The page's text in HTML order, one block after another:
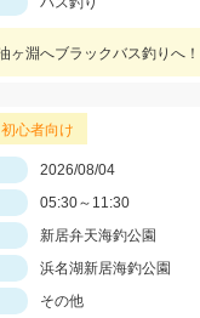
初心者向け
2026/08/04
05:30～11:30
新居弁天海釣公園
浜名湖新居海釣公園
その他